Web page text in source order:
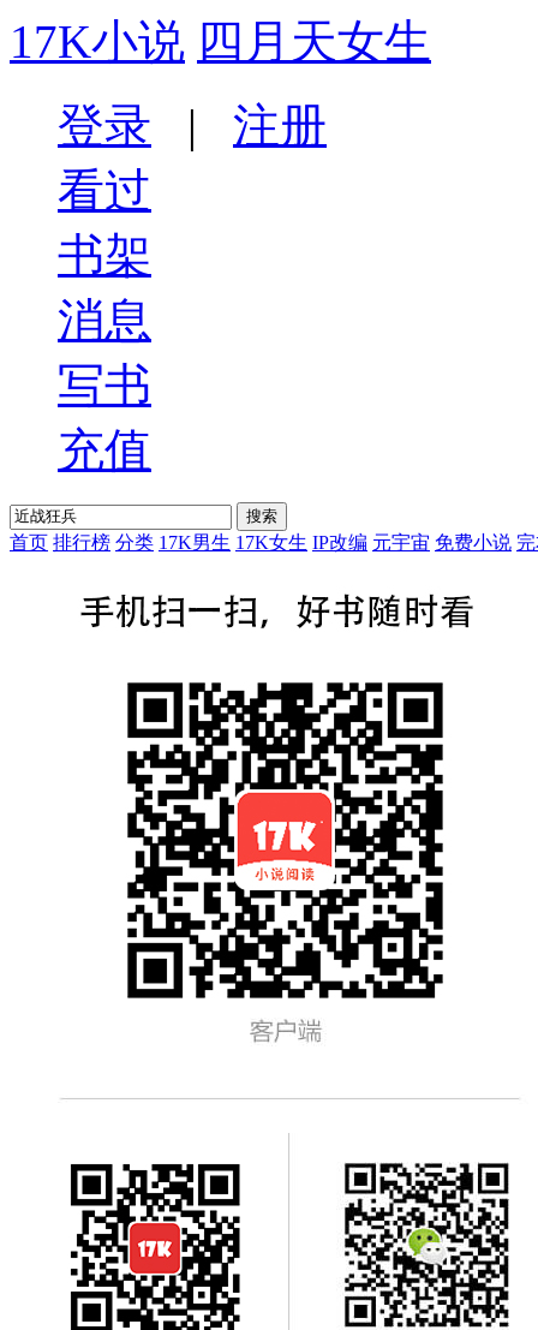
17K小说 四月天女生
登录 | 注册
看过
书架
消息
写书
充值
首页 排行榜 分类 17K男生 17K女生 IP改编 元宇宙 免费小说